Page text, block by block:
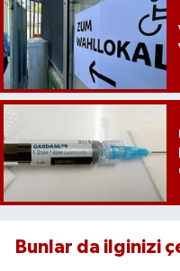
Bunlar da ilginizi